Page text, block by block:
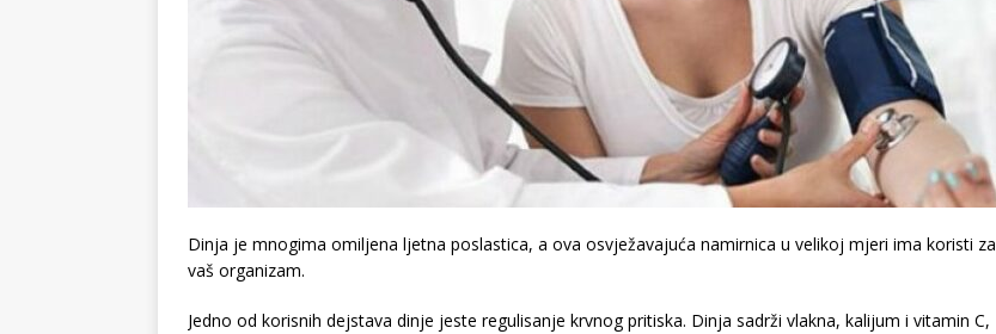
Dinja je mnogima omiljena ljetna poslastica, a ova osvježavajuća namirnica u velikoj mjeri ima koristi za
vaš organizam.
Jedno od korisnih dejstava dinje jeste regulisanje krvnog pritiska. Dinja sadrži vlakna, kalijum i vitamin C,